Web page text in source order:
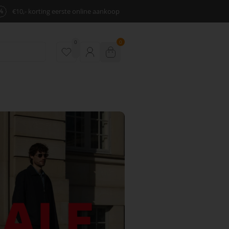
€10,- korting eerste online aankoop
0 0